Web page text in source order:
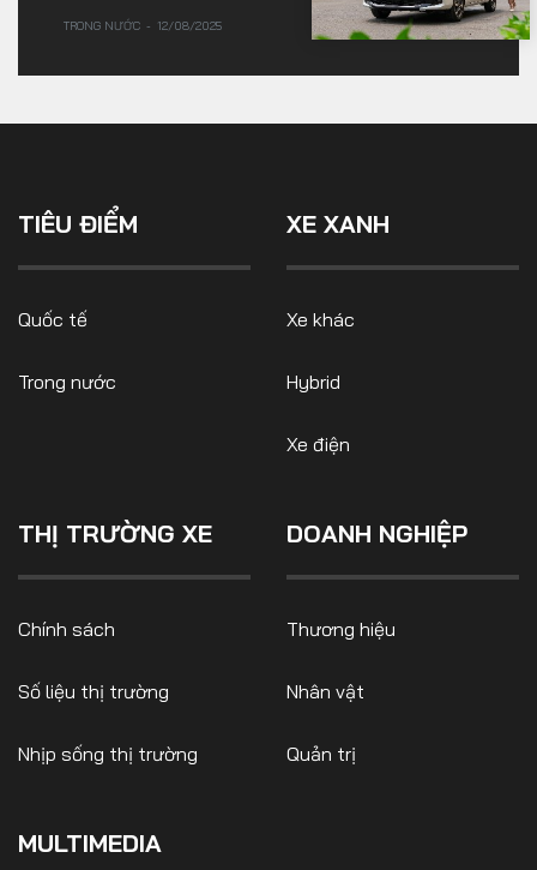
TRONG NƯỚC 12/08/2025
TIÊU ĐIỂM
Quốc tế
Trong nước
XE XANH
Xe khác
Hybrid
Xe điện
THỊ TRƯỜNG XE
Chính sách
Số liệu thị trường
Nhịp sống thị trường
DOANH NGHIỆP
Thương hiệu
Nhân vật
Quản trị
MULTIMEDIA